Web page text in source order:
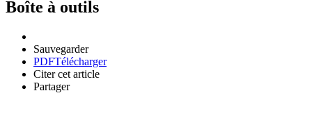
Boîte à outils
Sauvegarder
PDFTélécharger
Citer cet article
Partager